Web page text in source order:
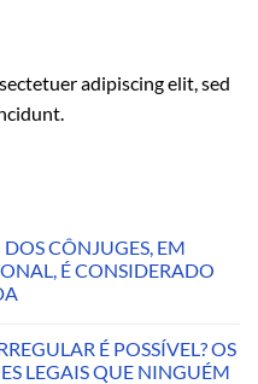
adipiscing elit, sed
CÔNJUGES, EM
É CONSIDERADO
É POSSÍVEL? OS
LEGAIS QUE NINGUÉM